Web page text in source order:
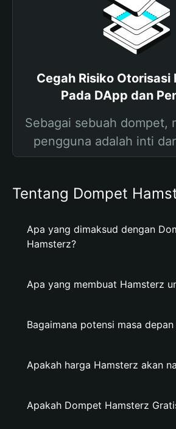
Cegah Risiko Otorisasi
Pada DApp dan
Sebagai sebuah dompet,
pengguna adalah inti
Tentang Dompet
Apa yang dimaksud dengan
Hamsterz?
Apa yang membuat Hamsterz
Bagaimana potensi masa
Apakah harga Hamsterz akan
Apakah Dompet Hamsterz